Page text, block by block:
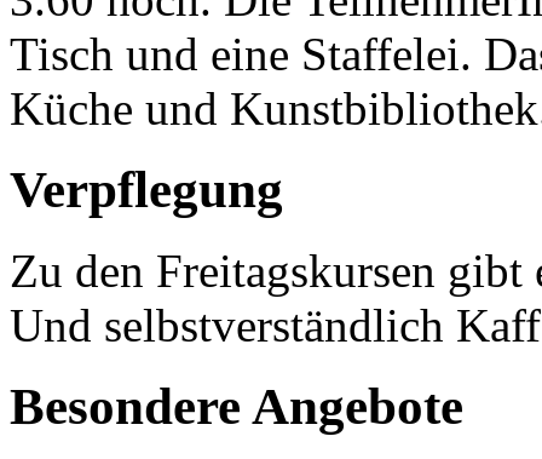
Tisch und eine Staffelei.
Küche und
Verpflegung
Zu den Freitagskursen gibt
Und selbstverständlich
Besondere Angebote